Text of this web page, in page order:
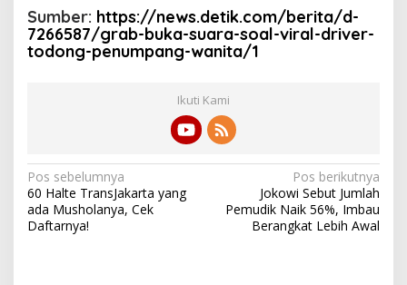
Sumber: https://news.detik.com/berita/d-
7266587/grab-buka-suara-soal-viral-driver-
todong-penumpang-wanita/1
Ikuti Kami
N
a
v
Pos sebelumnya
60 Halte TransJakarta yang
ada Musholanya, Cek
Daftarnya!
Pos berikutnya
Jokowi Sebut Jumlah
Pemudik Naik 56%, Imbau
Berangkat Lebih Awal